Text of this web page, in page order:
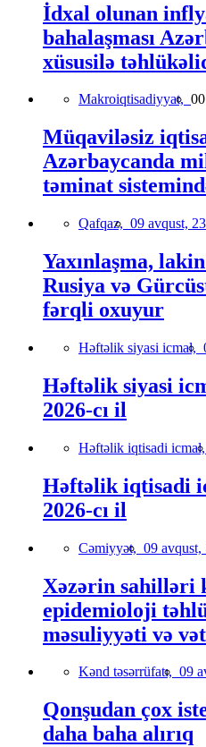
İdxal olunan
bahalaşması
xüsusilə
Makroiqtisadiyyat,
Müqaviləsiz
Azərbaycanda
təminat
Qafqaz, 09 avqust,
Yaxınlaşma,
Rusiya və
fərqli oxuyur
Həftəlik siyasi icmal,
Həftəlik siyasi
2026-cı il
Həftəlik iqtisadi icmal,
Həftəlik iqtisadi
2026-cı il
Cəmiyyət, 09 avqust,
Xəzərin sahilləri
epidemioloji
məsuliyyəti və
Kənd təsərrüfatı, 09
Qonşudan çox
daha baha alırıq